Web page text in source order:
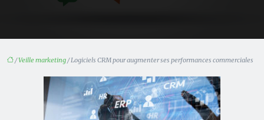
/Veille marketing/ Logiciels CRM pour augmenter ses performances commerciales